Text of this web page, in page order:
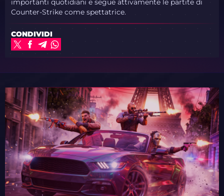
importanti quotidiani e segue attivamente le partite di
Counter-Strike come spettatrice.
CONDIVIDI